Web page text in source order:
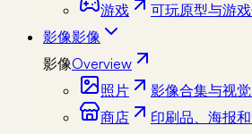
游戏
可玩原型与游
影像影像
影像Overview
照片
影像合集与视
商店
印刷品、海报